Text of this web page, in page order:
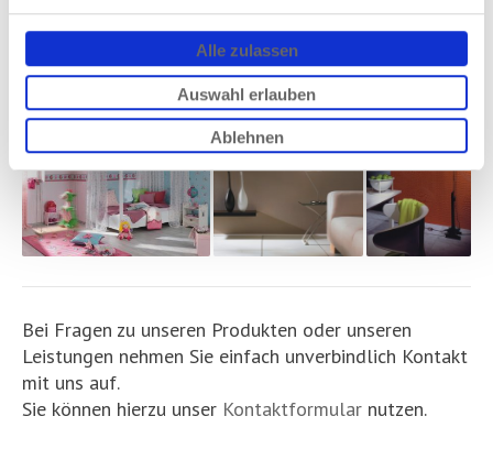
Alle zulassen
Auswahl erlauben
Ablehnen
Bei Fragen zu unseren Produkten oder unseren
Leistungen nehmen Sie einfach unverbindlich Kontakt
mit uns auf.
Sie können hierzu unser Kontaktformular nutzen.